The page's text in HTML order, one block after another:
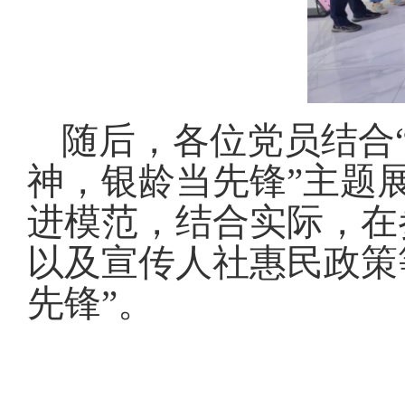
随后，各位党员结
神，银龄当先锋”主题
进模范，结合实际，
以及宣传人社惠民政
先锋”。